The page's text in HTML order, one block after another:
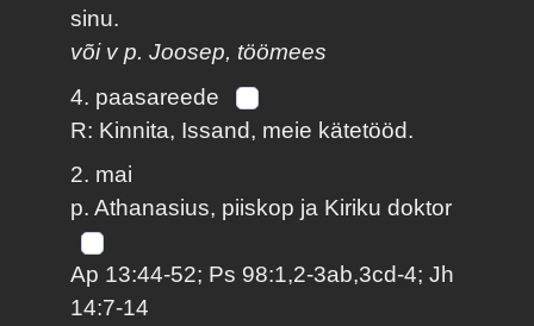
sinu.
või v p. Joosep, töömees
4. paasareede
R: Kinnita, Issand, meie kätetööd.
2. mai
p. Athanasius, piiskop ja Kiriku doktor
Ap 13:44-52; Ps 98:1,2-3ab,3cd-4; Jh
14:7-14